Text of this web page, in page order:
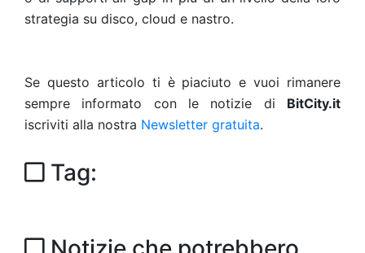
strategia su disco, cloud e nastro.
Se questo articolo ti è piaciuto e vuoi rimanere
sempre informato con le notizie di BitCity.it
iscriviti alla nostra Newsletter gratuita.
Tag: